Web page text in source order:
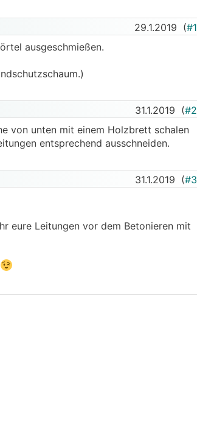
29.1.2019 (#1
ausgeschmießen.
31.1.2019 (#2
von unten mit einem Holzbrett schalen
entsprechend ausschneiden.
31.1.2019 (#3
eure Leitungen vor dem Betonieren mit